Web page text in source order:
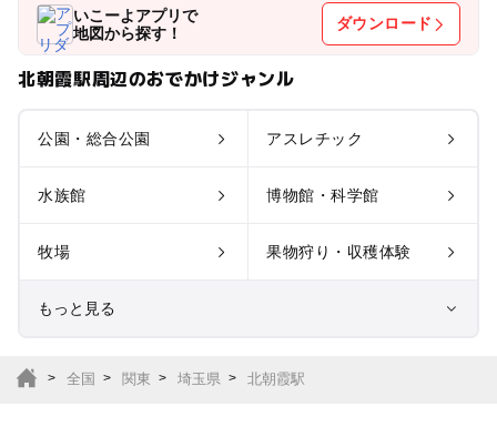
いこーよアプリで
地図から探す！
ダウンロード
北朝霞駅周辺のおでかけジャンル
公園・総合公園 アスレチック
水族館 博物館・科学館
牧場 果物狩り・収穫体験
もっと見る
全国 関東 埼玉県 北朝霞駅